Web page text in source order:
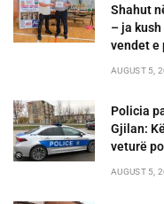
Shahut
– ja
vendet e
AUGUST 5,
Policia
Gjilan:
veturë
AUGUST 5,